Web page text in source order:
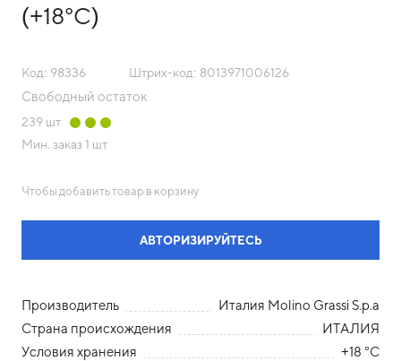
(+18°С)
Код: 98336 Штрих-код: 8013971006126
Свободный остаток
239 шт
Мин. заказ 1 шт
Чтобы добавить товар в корзину
АВТОРИЗИРУЙТЕСЬ
Производитель
Италия Molino Grassi S.p.a
Страна происхождения
ИТАЛИЯ
Условия хранения
+18 °С